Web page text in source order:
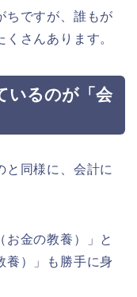
ちですが、誰もが
さんあります。
いるのが「会
と同様に、会計に
お金の教養）」と
養）」も勝手に身